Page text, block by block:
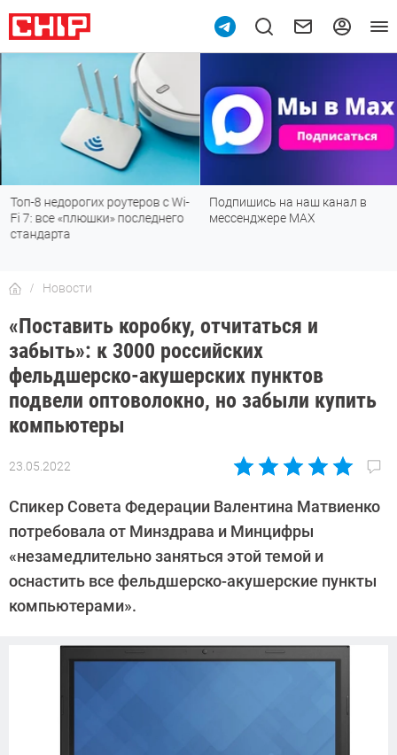
Топ-8 недорогих роутеров с Wi-
Fi 7: все «плюшки» последнего
стандарта
Подпишись на наш канал в
мессенджере МАХ
Новости
«Поставить коробку, отчитаться и
забыть»: к 3000 российских
фельдшерско-акушерских пунктов
подвели оптоволокно, но забыли купить
компьютеры
23.05.2022
Автор:
Кошик
Спикер Совета Федерации Валентина Матвиенко
потребовала от Минздрава и Минцифры
«незамедлительно заняться этой темой и
оснастить все фельдшерско-акушерские пункты
компьютерами».